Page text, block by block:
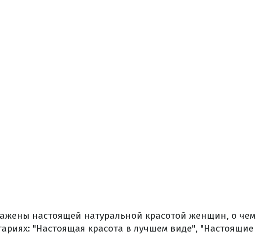
настоящей натуральной красотой женщин, о чем
"Настоящая красота в лучшем виде", "Настоящие